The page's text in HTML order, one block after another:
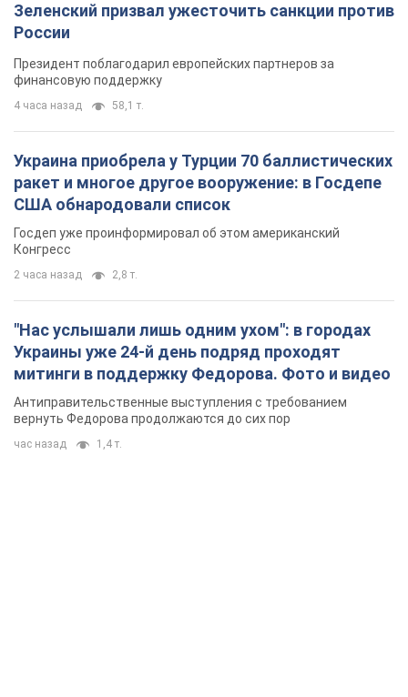
Зеленский призвал ужесточить санкции против
России
Президент поблагодарил европейских партнеров за
финансовую поддержку
4 часа назад 58,1 т.
Украина приобрела у Турции 70 баллистических
ракет и многое другое вооружение: в Госдепе
США обнародовали список
Госдеп уже проинформировал об этом американский
Конгресс
2 часа назад 2,8 т.
"Нас услышали лишь одним ухом": в городах
Украины уже 24-й день подряд проходят
митинги в поддержку Федорова. Фото и видео
Антиправительственные выступления с требованием
вернуть Федорова продолжаются до сих пор
час назад 1,4 т.